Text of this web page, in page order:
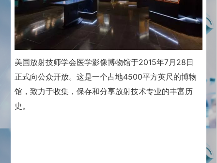
美国放射技师学会医学影像博物馆于2015年7月28日
正式向公众开放。这是一个占地4500平方英尺的博物
馆，致力于收集，保存和分享放射技术专业的丰富历
史。